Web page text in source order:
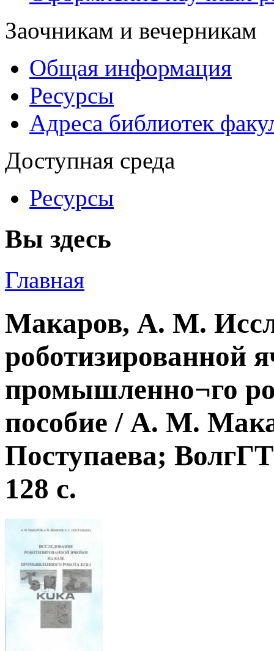
Заочникам и вечерникам
Общая информация
Ресурсы
Адреса библиотек
Доступная среда
Ресурсы
Вы здесь
Главная
Макаров, А. М.
роботизированной
промышленно¬го
пособие / А. М.
Поступаева;
128 с.